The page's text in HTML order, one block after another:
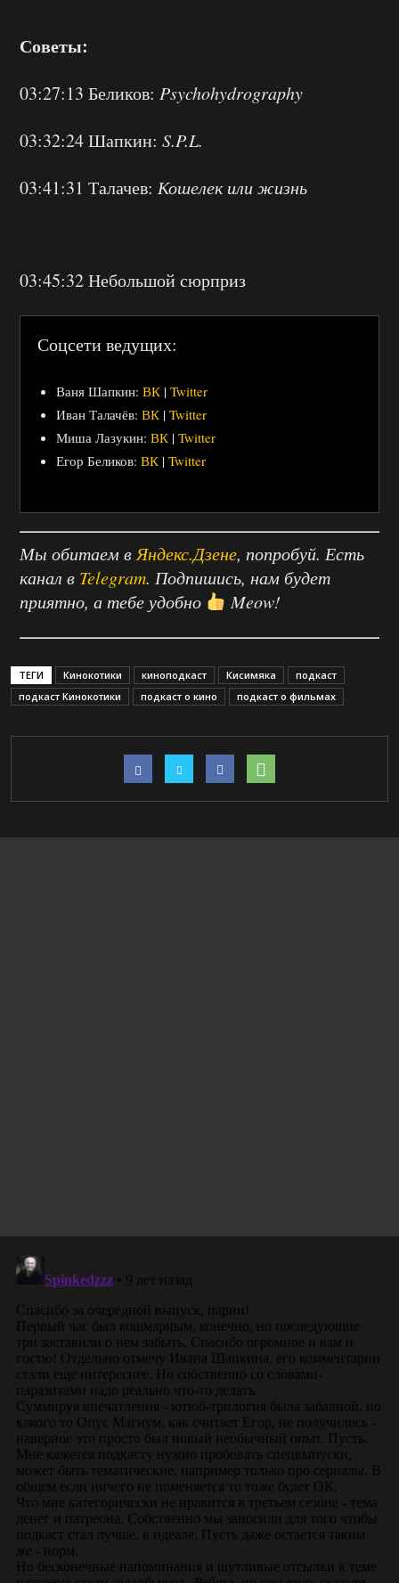
Советы:
03:27:13 Беликов: Psychohydrography
03:32:24 Шапкин: S.P.L.
03:41:31 Талачев: Кошелек или жизнь
03:45:32 Небольшой сюрприз
Соцсети ведущих:
Ваня Шапкин: ВК | Twitter
Иван Талачёв: ВК | Twitter
Миша Лазукин: ВК | Twitter
Егор Беликов: ВК | Twitter
Мы обитаем в Яндекс.Дзене, попробуй. Есть
канал в Telegram. Подпишись, нам будет
приятно, а тебе удобно
Meow!
ТЕГИ Кинокотики киноподкаст Кисимяка
подкаст
подкаст Кинокотики
подкаст о кино подкаст о фильмах